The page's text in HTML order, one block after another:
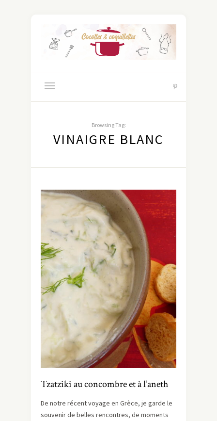
Browsing Tag:
VINAIGRE BLANC
Tzatziki au concombre et à l’aneth
De notre récent voyage en Grèce, je garde le
souvenir de belles rencontres, de moments